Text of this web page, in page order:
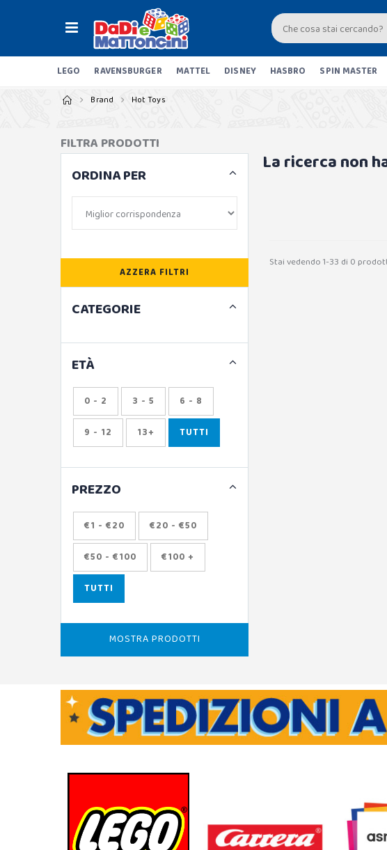
LEGO RAVENSBURGER MATTEL DISNEY HASBRO SPIN MASTER
Brand Hot Toys
La ricerca non
Stai vedendo 1-33 di 0
FILTRA PRODOTTI
ORDINA PER
AZZERA FILTRI
CATEGORIE
ETÀ
0 - 2 3 - 5 6 - 8
9 - 12 13+ TUTTI
PREZZO
€1 - €20 €20 - €50
€50 - €100 €100 +
TUTTI
MOSTRA PRODOTTI